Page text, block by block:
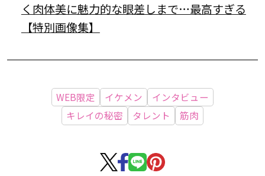
く肉体美に魅力的な眼差しまで…最高すぎる
【特別画像集】
WEB限定 イケメン
インタビュー
キレイの秘密
タレント 筋肉